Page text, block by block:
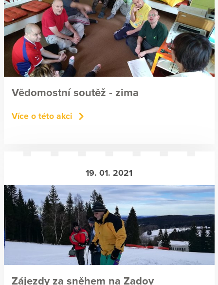
Vědomostní soutěž - zima
Více o této akci
19. 01. 2021
Zájezdy za sněhem na Zadov